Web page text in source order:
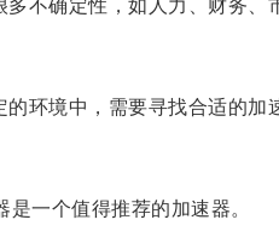
确定性，如人力、财务、
境中，需要寻找合适的加
一个值得推荐的加速器。